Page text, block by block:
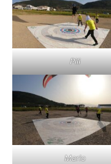
Pili
Mario